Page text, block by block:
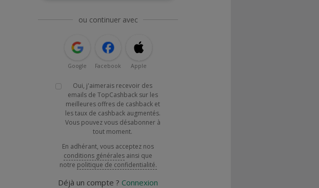
ou continuer avec
Google Facebook Apple
Oui, j'aimerais recevoir des
emails de TopCashback sur les
meilleures offres de cashback et
les taux de cashback augmentés.
Vous pouvez vous désabonner à
tout moment.
En adhérant, vous acceptez nos
conditions générales ainsi que
notre politique de confidentialité.
Déjà un compte ? Connexion